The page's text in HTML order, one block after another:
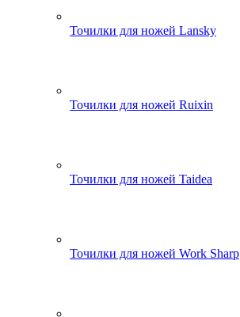
Точилки для ножей Lansky
Точилки для ножей Ruixin
Точилки для ножей Taidea
Точилки для ножей Work Sharp